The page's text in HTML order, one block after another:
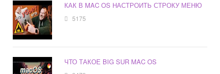
КАК В MAC OS НАСТРОИТЬ СТРОКУ МЕНЮ
5175
ЧТО ТАКОЕ BIG SUR MAC OS